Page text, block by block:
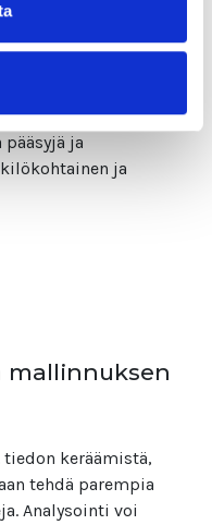
ja eettisyys
Datan kerääjien on
suojatusti ja
ja
ja
mallinnuksen
keräämistä,
tehdä parempia
Analysointi voi